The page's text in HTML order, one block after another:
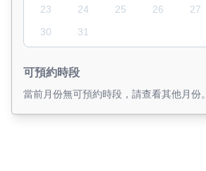
23
24 25 26 27
30
31
可預約時段
當前月份無可預約時段，請查看其他月份。